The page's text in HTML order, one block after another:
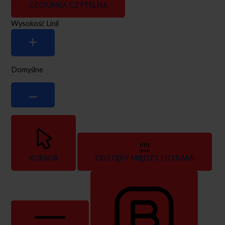
CZCIONKA CZYTELNA
Wysokość Linii
Domyślne
KURSOR ODSTĘPY MIĘDZY LITERAMI